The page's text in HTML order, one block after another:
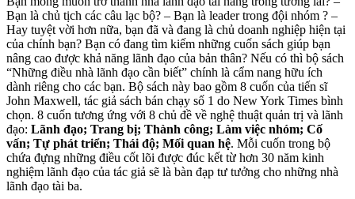
Bạn là chủ tịch các câu lạc bộ? – Bạn là leader trong đội nhóm ? –
Hay tuyệt vời hơn nữa, bạn đã và đang là chủ doanh nghiệp hiện tại
của chính bạn? Bạn có đang tìm kiếm những cuốn sách giúp bạn
nâng cao được khả năng lãnh đạo của bản thân? Nếu có thì bộ sách
“Những điều nhà lãnh đạo cần biết” chính là cẩm nang hữu ích
dành riêng cho các bạn. Bộ sách này bao gồm 8 cuốn của tiến sĩ
John Maxwell, tác giả sách bán chạy số 1 do New York Times bình
chọn. 8 cuốn tương ứng với 8 chủ đề về nghệ thuật quản trị và lãnh
đạo: Lãnh đạo; Trang bị; Thành công; Làm việc nhóm; Cố
vấn; Tự phát triển; Thái độ; Mối quan hệ. Mỗi cuốn trong bộ
chứa đựng những điều cốt lõi được đúc kết từ hơn 30 năm kinh
nghiệm lãnh đạo của tác giả sẽ là bàn đạp tư tưởng cho những nhà
lãnh đạo tài ba.